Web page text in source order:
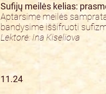
Sufijų meilės kelias:
Aptarsime meilės
bandysime iššifruoti
Lektorė: Ina Kiseliova
11.24